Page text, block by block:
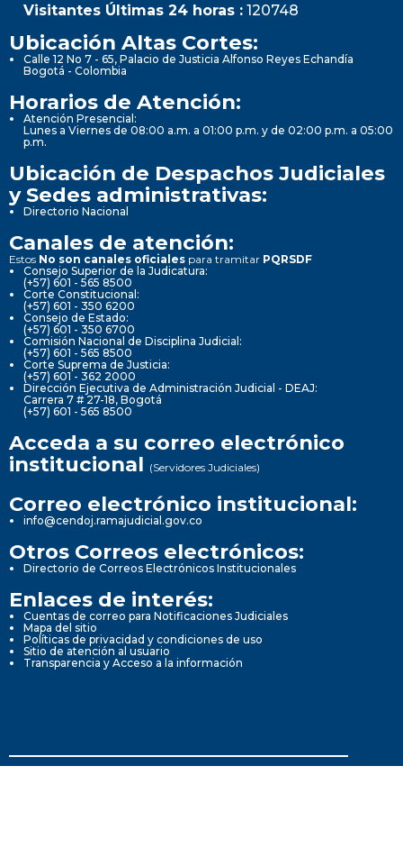
Visitantes Últimas 24 horas : 120748
Ubicación Altas Cortes:
Calle 12 No 7 - 65, Palacio de Justicia Alfonso Reyes Echandía
Bogotá - Colombia
Horarios de Atención:
Atención Presencial:
Lunes a Viernes de 08:00 a.m. a 01:00 p.m. y de 02:00 p.m. a 05:00
p.m.
Ubicación de Despachos Judiciales
y Sedes administrativas:
Directorio Nacional
Canales de atención:
Estos No son canales oficiales para tramitar PQRSDF
Consejo Superior de la Judicatura:
(+57) 601 - 565 8500
Corte Constitucional:
(+57) 601 - 350 6200
Consejo de Estado:
(+57) 601 - 350 6700
Comisión Nacional de Disciplina Judicial:
(+57) 601 - 565 8500
Corte Suprema de Justicia:
(+57) 601 - 362 2000
Dirección Ejecutiva de Administración Judicial - DEAJ:
Carrera 7 # 27-18, Bogotá
(+57) 601 - 565 8500
Acceda a su correo electrónico
institucional (Servidores Judiciales)
Correo electrónico institucional:
info@cendoj.ramajudicial.gov.co
Otros Correos electrónicos:
Directorio de Correos Electrónicos Institucionales
Enlaces de interés:
Cuentas de correo para Notificaciones Judiciales
Mapa del sitio
Políticas de privacidad y condiciones de uso
Sitio de atención al usuario
Transparencia y Acceso a la información